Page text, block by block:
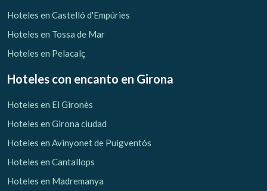
Hoteles en Castelló d'Empúries
Hoteles en Tossa de Mar
Hoteles en Pelacalç
Hoteles con encanto en Girona
Hoteles en El Gironès
Hoteles en Girona ciudad
Hoteles en Avinyonet de Puigventós
Hoteles en Cantallops
Hoteles en Madremanya